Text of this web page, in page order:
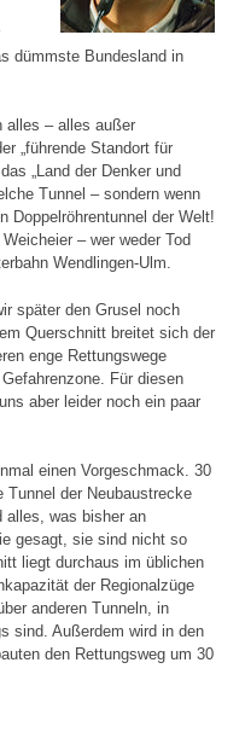
dümmste Bundesland in
alles – alles außer
„führende Standort für
„Land der Denker und
Tunnel – sondern wenn
Doppelröhrentunnel der Welt!
– wer weder Tod
Wendlingen-Ulm.
später den Grusel noch
Querschnitt breitet sich der
enge Rettungswege
Für diesen
aber leider noch ein paar
einen Vorgeschmack. 30
Tunnel der Neubaustrecke
alles, was bisher an
gesagt, sie sind nicht so
liegt durchaus im üblichen
der Regionalzüge
anderen Tunneln, in
sind. Außerdem wird in den
den Rettungsweg um 30